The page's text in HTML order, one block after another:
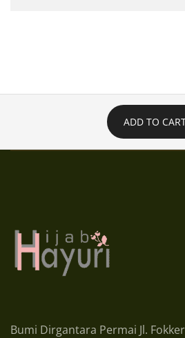
ADD TO
Bumi Dirgantara Permai Jl.